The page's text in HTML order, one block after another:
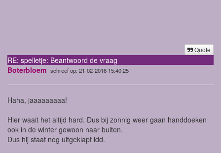
Quote
RE: spelletje: Beantwoord de vraag
Boterbloem schreef op: 21-02-2016 15:40:25
Haha, jaaaaaaaaa!
Hier waait het altijd hard. Dus bij zonnig weer gaan handdoeken
ook in de winter gewoon naar buiten.
Dus hij staat nog uitgeklapt idd.